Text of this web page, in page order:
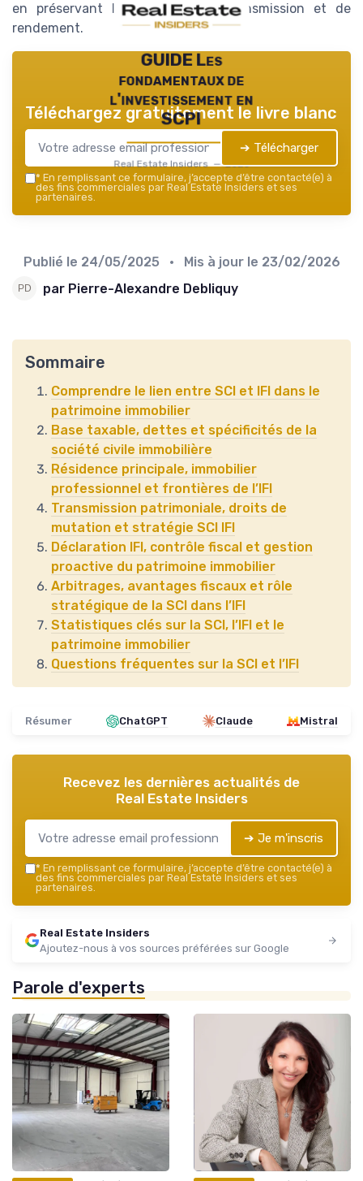
en préservant les objectifs de transmission et de
rendement.
GUIDE Les
fondamentaux de
l'investissement en
SCPI
Real Estate Insiders — 2026
Téléchargez gratuitement le livre blanc
➔ Télécharger
* En remplissant ce formulaire, j’accepte d’être contacté(e) à
des fins commerciales par Real Estate Insiders et ses
partenaires.
Publié le 24/05/2025 • Mis à jour le 23/02/2026
par Pierre-Alexandre Debliquy
Sommaire
Comprendre le lien entre SCI et IFI dans le
patrimoine immobilier
Base taxable, dettes et spécificités de la
société civile immobilière
Résidence principale, immobilier
professionnel et frontières de l’IFI
Transmission patrimoniale, droits de
mutation et stratégie SCI IFI
Déclaration IFI, contrôle fiscal et gestion
proactive du patrimoine immobilier
Arbitrages, avantages fiscaux et rôle
stratégique de la SCI dans l’IFI
Statistiques clés sur la SCI, l’IFI et le
patrimoine immobilier
Questions fréquentes sur la SCI et l’IFI
Résumer ChatGPT Claude Mistral
Recevez les dernières actualités de
Real Estate Insiders
➔ Je m'inscris
* En remplissant ce formulaire, j’accepte d’être contacté(e) à
des fins commerciales par Real Estate Insiders et ses
partenaires.
Real Estate Insiders
Ajoutez-nous à vos sources préférées sur Google
Parole d'experts